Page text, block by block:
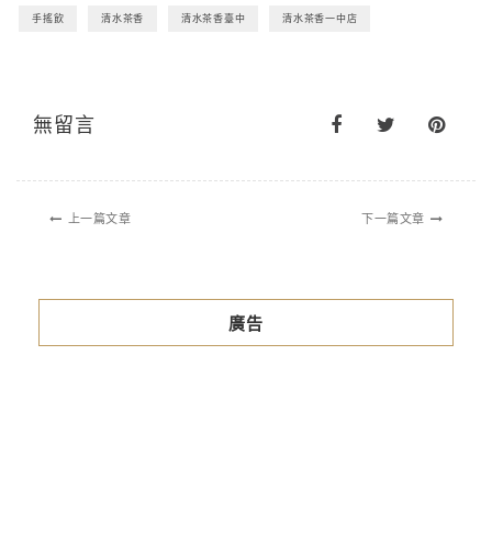
手搖飲 清水茶香 清水茶香臺中 清水茶香一中店
無留言
上一篇文章 下一篇文章
廣告